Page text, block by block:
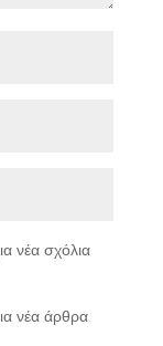
νέα σχόλια
νέα άρθρα